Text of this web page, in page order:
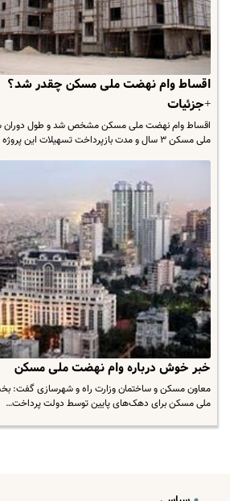
اقساط وام نهضت ملی مسکن چقدر شد؟
+جزئیات
اقساط وام نهضت ملی مسکن مشخص شد و طول
ملی مسکن ۳ سال و مدت بازپرداخت تسهیلات این پروژه ۱۷ سال…
خبر خوش درباره وام نهضت ملی مسکن
معاون مسکن و ساختمان وزارت راه و شهرسازی گفت:
ملی مسکن برای دهک‌های پایین توسط دولت پرداخت…